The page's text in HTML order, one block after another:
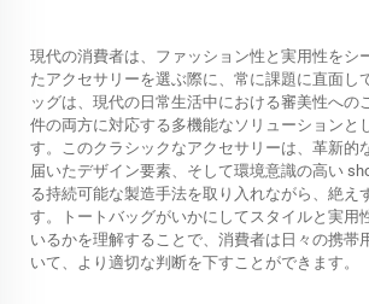
現代の消費者は、ファッション性と実用性をシ
たアクセサリーを選ぶ際に、常に課題に直面し
ッグは、現代の日常生活中における審美性への
件の両方に対応する多機能なソリューションと
す。このクラシックなアクセサリーは、革新的
届いたデザイン要素、そして環境意識の高い
る持続可能な製造手法を取り入れながら、絶え
す。トートバッグがいかにしてスタイルと実用
いるかを理解することで、消費者は日々の携帯
いて、より適切な判断を下すことができます。